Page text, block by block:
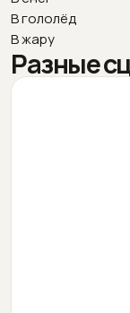
В гололёд
В жару
Разные